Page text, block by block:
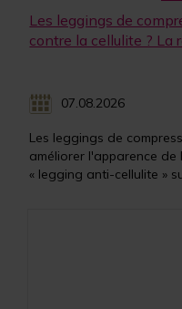
Les leggings de
contre la cellulite ? La
07.08.2026
Les leggings de
améliorer l'apparence de
« legging anti-cellulite »